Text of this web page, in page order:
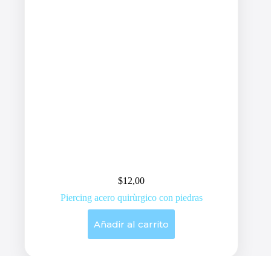
$12,00
Piercing acero quirùrgico con piedras
Añadir al carrito